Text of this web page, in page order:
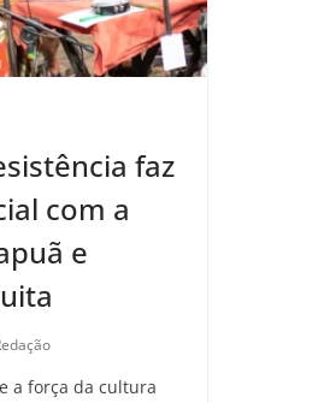
faz
com a
e
a força da cultura